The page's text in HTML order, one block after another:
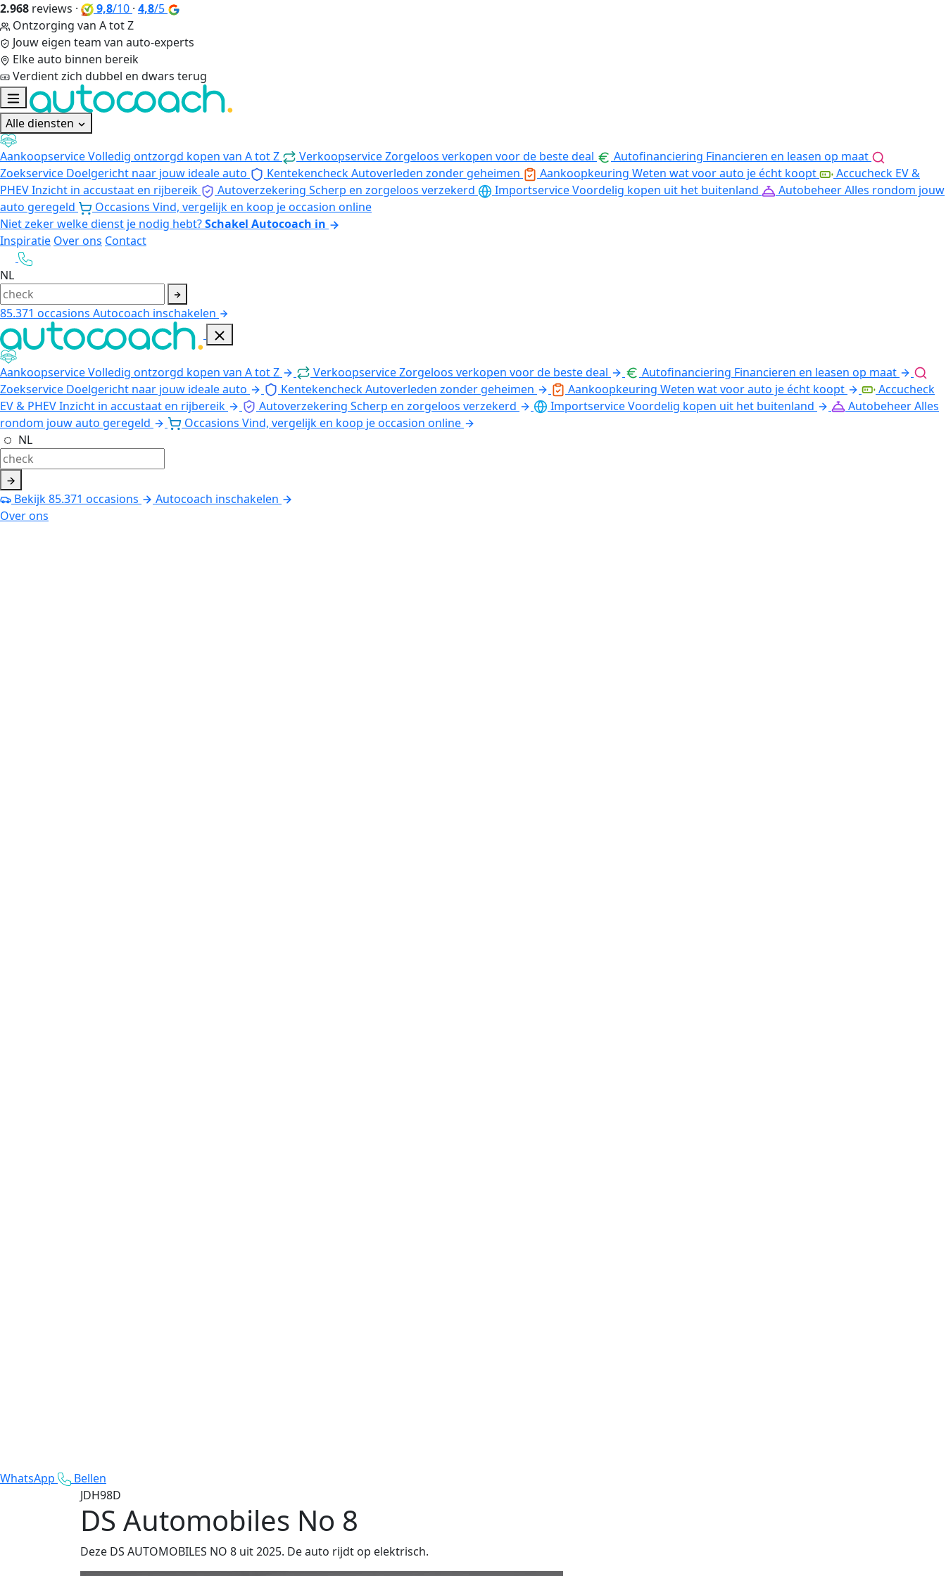
2.968 reviews · 9,8/10 · 4,8/5
Ontzorging van A tot Z
Jouw eigen team van auto-experts
Elke auto binnen bereik
Verdient zich dubbel en dwars terug
Alle diensten
AankoopserviceVolledig ontzorgd kopen van A tot Z VerkoopserviceZorgeloos verkopen voor de beste deal Autofinanciering Financieren en leasen op maat
Zoekservice Doelgericht naar jouw ideale auto KentekencheckAutoverleden zonder geheimen Aankoopkeuring Weten wat voor auto je écht koopt
Accucheck EV &
PHEVInzicht in accustaat en rijbereik Autoverzekering Scherp en zorgeloos verzekerd ImportserviceVoordelig kopen uit het buitenland AutobeheerAlles rondom jouw
auto geregeld
Occasions Vind, vergelijk en koop je occasion online
Niet zeker welke dienst je nodig hebt?Schakel Autocoach in
Inspiratie Over ons Contact
NL
85.371 occasions Autocoach inschakelen
AankoopserviceVolledig ontzorgd kopen van A tot Z VerkoopserviceZorgeloos verkopen voor de beste deal Autofinanciering Financieren en leasen op maat
Zoekservice Doelgericht naar jouw ideale auto KentekencheckAutoverleden zonder geheimen Aankoopkeuring Weten wat voor auto je écht koopt
Accucheck
EV & PHEVInzicht in accustaat en rijbereik Autoverzekering Scherp en zorgeloos verzekerd ImportserviceVoordelig kopen uit het buitenland AutobeheerAlles
rondom jouw auto geregeld
Occasions Vind, vergelijk en koop je occasion online
NL
Bekijk85.371 occasions
Autocoach inschakelen
Over ons
WhatsApp
Bellen
JDH98D
DS Automobiles No 8
Deze DS AUTOMOBILES NO 8 uit 2025. De auto rijdt op elektrisch.